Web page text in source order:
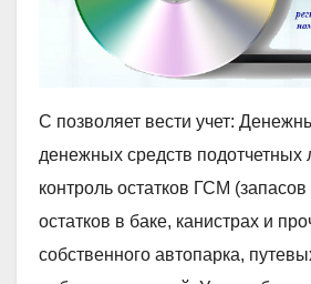
С позволяет вести учет:
денежных средств подотчетных
контроль остатков ГСМ
остатков в баке, канистрах и
собственного автопарка,